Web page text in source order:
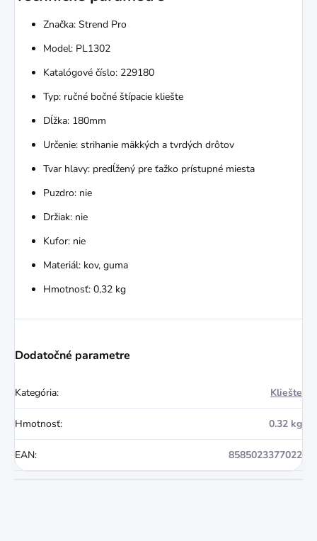
Značka: Strend Pro
Model: PL1302
Katalógové číslo: 229180
Typ: ručné bočné štípacie kliešte
Dĺžka: 180mm
Určenie: strihanie mäkkých a tvrdých drôtov
Tvar hlavy: predĺžený pre ťažko prístupné miesta
Puzdro: nie
Držiak: nie
Kufor: nie
Materiál: kov, guma
Hmotnosť: 0,32 kg
Dodatočné parametre
Kategória: Kliešte
Hmotnosť: 0.32 kg
EAN: 8585023377022